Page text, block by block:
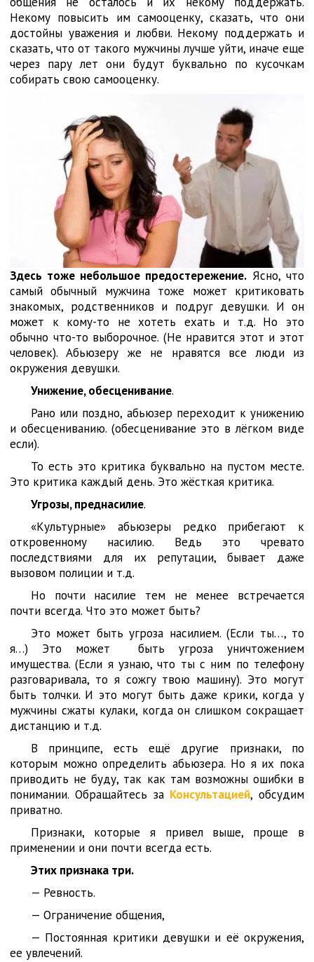
Некому повысить им самооценку, сказать, что они
достойны уважения и любви. Некому поддержать и
сказать, что от такого мужчины лучше уйти, иначе еще
через пару лет они будут буквально по кусочкам
собирать свою самооценку.
Здесь тоже небольшое предостережение. Ясно, что
самый обычный мужчина тоже может критиковать
знакомых, родственников и подруг девушки. И он
может к кому-то не хотеть ехать и т.д. Но это
обычно что-то выборочное. (Не нравится этот и этот
человек). Абьюзеру же не нравятся все люди из
окружения девушки.
Унижение, обесценивание.
Рано или поздно, абьюзер переходит к унижению
и обесцениванию. (обесценивание это в лёгком виде
если).
То есть это критика буквально на пустом месте.
Это критика каждый день. Это жёсткая критика.
Угрозы, преднасилие.
«Культурные» абьюзеры редко прибегают к
откровенному насилию. Ведь это чревато
последствиями для их репутации, бывает даже
вызовом полиции и т.д.
Но почти насилие тем не менее встречается
почти всегда. Что это может быть?
Это может быть угроза насилием. (Если ты…, то
я…) Это может быть угроза уничтожением
имущества. (Если я узнаю, что ты с ним по телефону
разговаривала, то я сожгу твою машину). Это могут
быть толчки. И это могут быть даже крики, когда у
мужчины сжаты кулаки, когда он слишком сокращает
дистанцию и т.д.
В принципе, есть ещё другие признаки, по
которым можно определить абьюзера. Но я их пока
приводить не буду, так как там возможны ошибки в
понимании. Обращайтесь за Консультацией, обсудим
приватно.
Признаки, которые я привел выше, проще в
применении и они почти всегда есть.
Этих признака три.
— Ревность.
— Ограничение общения,
— Постоянная критики девушки и её окружения,
ее увлечений.